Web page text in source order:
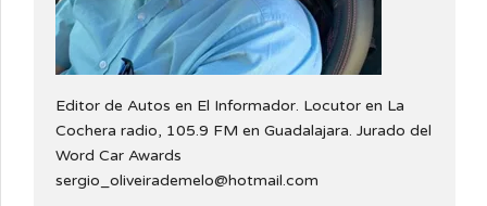
Editor de Autos en El Informador. Locutor en La
Cochera radio, 105.9 FM en Guadalajara. Jurado del
Word Car Awards
sergio_oliveirademelo@hotmail.com